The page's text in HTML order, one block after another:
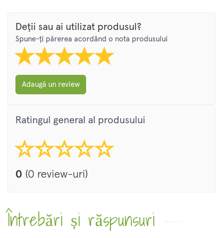
Deții sau ai utilizat produsul?
Spune-ți părerea acordând o nota produsului
Adaugă un review
Ratingul general al produsului
0 (0 review-uri)
Întrebări și răspunsuri